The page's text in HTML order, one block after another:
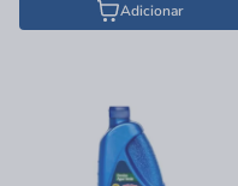
Adicionar